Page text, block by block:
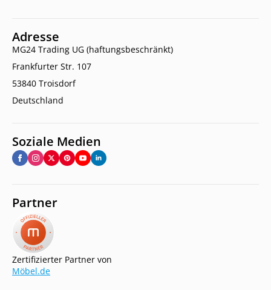
Adresse
MG24 Trading UG (haftungsbeschränkt)
Frankfurter Str. 107
53840 Troisdorf
Deutschland
Soziale Medien
Partner
Zertifizierter Partner von
Möbel.de